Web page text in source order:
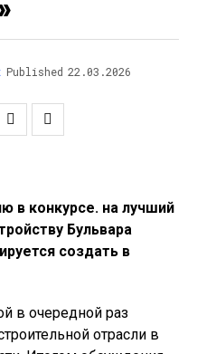
Published 22.03.2026
в конкурсе. на лучший
Бульвара
создать в
в очередной раз
отрасли в